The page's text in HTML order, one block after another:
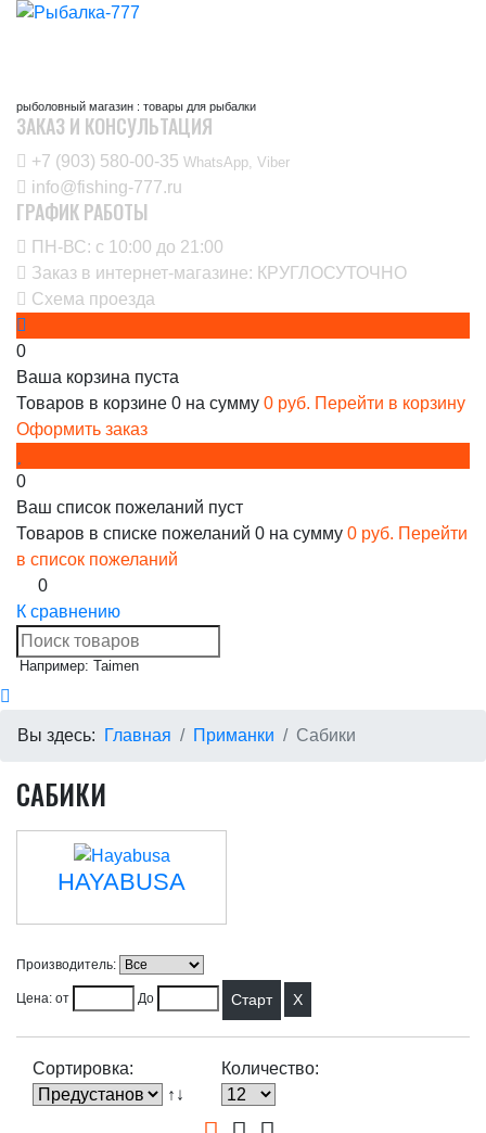
рыболовный магазин : товары для рыбалки
ЗАКАЗ И КОНСУЛЬТАЦИЯ
+7 (903) 580-00-35‬ WhatsApp, Viber
info@fishing-777.ru
ГРАФИК РАБОТЫ
ПН-ВС: с 10:00 до 21:00
Заказ в интернет-магазине: КРУГЛОСУТОЧНО
Схема проезда
0
Ваша корзина пуста
Товаров в корзине 0 на сумму 0 руб. Перейти в корзину
Оформить заказ
0
Ваш список пожеланий пуст
Товаров в списке пожеланий 0 на сумму 0 руб. Перейти
в список пожеланий
0
К сравнению
Например: Taimen
Вы здесь: Главная Приманки Сабики
САБИКИ
HAYABUSA
Производитель:
Цена: от До X
Сортировка:
↑↓
Количество: